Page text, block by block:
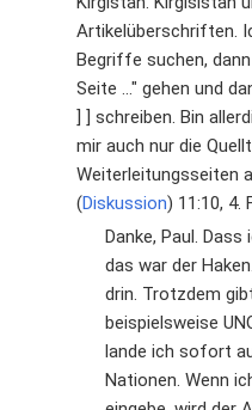
Artikelüberschriften.
Begriffe suchen,
Seite ..." gehen und
] ] schreiben. Bin
mir auch nur die
Weiterleitungsseiten
(Diskussion) 11:10, 4.
Danke, Paul.
das war der
drin. Trotzdem
beispielsweise
lande ich sofort
Nationen. Wenn